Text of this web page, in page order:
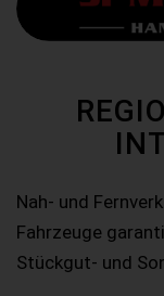
Nah- und
Fahrzeuge
Stückgut- und